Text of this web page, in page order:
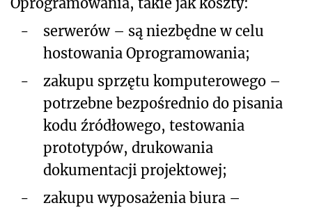
-
serwerów – są niezbędne w celu
hostowania Oprogramowania;
-
zakupu sprzętu komputerowego –
potrzebne bezpośrednio do pisania
kodu źródłowego, testowania
prototypów, drukowania
dokumentacji projektowej;
-
zakupu wyposażenia biura –